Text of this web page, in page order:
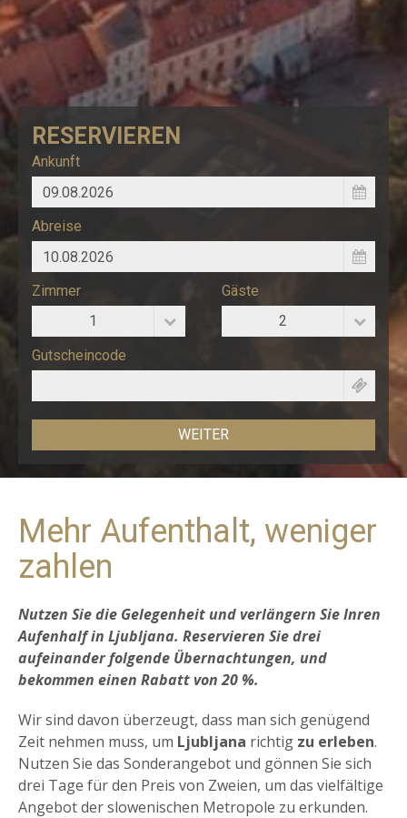
RESERVIEREN
Ankunft
Abreise
Zimmer
1
Gäste
2
Gutscheincode
Mehr Aufenthalt, weniger
zahlen
Nutzen Sie die Gelegenheit und verlängern Sie Inren
Aufenhalf in Ljubljana. Reservieren Sie drei
aufeinander folgende Übernachtungen, und
bekommen einen Rabatt von 20 %.
Wir sind davon überzeugt, dass man sich genügend
Zeit nehmen muss, um Ljubljana richtig zu erleben.
Nutzen Sie das Sonderangebot und gönnen Sie sich
drei Tage für den Preis von Zweien, um das vielfältige
Angebot der slowenischen Metropole zu erkunden.